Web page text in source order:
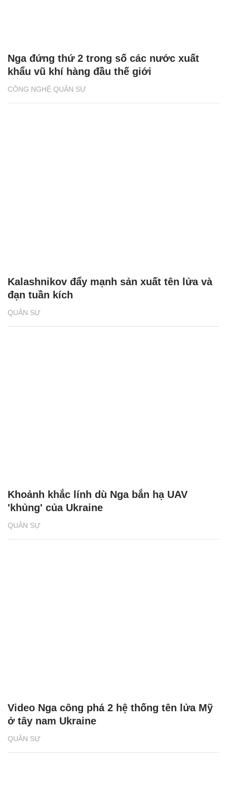
CÔNG NGHỆ QUÂN SỰ
Nga đứng thứ 2 trong số các nước xuất
khẩu vũ khí hàng đầu thế giới
QUÂN SỰ
Kalashnikov đẩy mạnh sản xuất tên lửa và
đạn tuần kích
QUÂN SỰ
Khoảnh khắc lính dù Nga bắn hạ UAV
'khủng' của Ukraine
QUÂN SỰ
Video Nga công phá 2 hệ thống tên lửa Mỹ
ở tây nam Ukraine